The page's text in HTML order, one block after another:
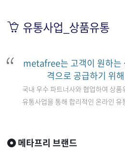
유통사업_상품유통
metafree는 고객이 원하는
격으로 공급하기 위
국내 우수 파트너사와 협업하여 상품
유통사업을 통해 합리적인 온라인
메타프리 브랜드